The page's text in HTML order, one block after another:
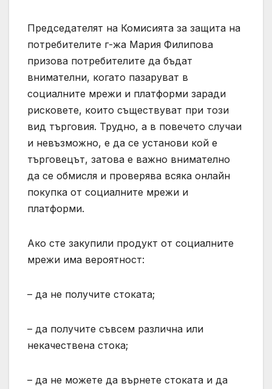
Председателят на Комисията за защита на
потребителите г-жа Мария Филипова
призова потребителите да бъдат
внимателни, когато пазаруват в
социалните мрежи и платформи заради
рисковете, които съществуват при този
вид търговия. Трудно, а в повечето случаи
и невъзможно, е да се установи кой е
търговецът, затова е важно внимателно
да се обмисля и проверява всяка онлайн
покупка от социалните мрежи и
платформи.
Ако сте закупили продукт от социалните
мрежи има вероятност:
– да не получите стоката;
– да получите съвсем различна или
некачествена стока;
– да не можете да върнете стоката и да